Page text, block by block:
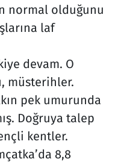
normal olduğunu
laf
devam. O
müsterihler.
pek umurunda
Doğruya talep
kentler.
8,8